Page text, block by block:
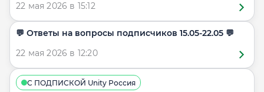
22 мая 2026 в 15:12
​​💬 Ответы на вопросы подписчиков 15.05-22.05 💬
22 мая 2026 в 12:20
С ПОДПИСКОЙ Unity Россия